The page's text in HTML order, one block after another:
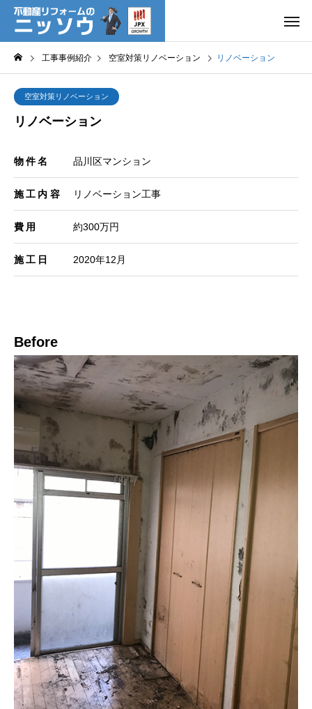
工事事例紹介 空室対策リノベーション リノベーション
空室対策リノベーション
リノベーション
物件名 品川区マンション
施工内容 リノベーション工事
費用 約300万円
施工日 2020年12月
Before